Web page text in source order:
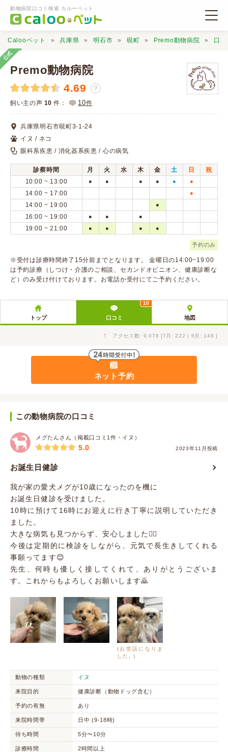
動物病院口コミ検索 カルーペット
動物病院検索
口コミ検索
Calooペットとは？
口コミ投稿
Calooペット 兵庫県 明石市 硯町 Premo動物病院 口コ
公式
Premo動物病院
4.69 ？
飼い主の声 10 件： 10件
兵庫県明石市硯町3-1-24
イヌ / ネコ
眼科系疾患 / 消化器系疾患 / 心の病気
診察時間 月 火 水 木 金 土 日
祝
10:00 ~ 13:00
● ● ● ● ● ●
14:00 ~ 17:00 ●
14:00 ~ 19:00 ●
16:00 ~ 19:00 ● ● ●
19:00 ~ 21:00 ● ● ● ●
予約のみ
※受付は診療時間終了15分前までとなります。 金曜日の14:00~19:00
は予約診療（しつけ・介護のご相談、セカンドオピニオン、健康診断な
ど）のみ受け付けております。お電話か受付にてご予約ください。
トップ 口コミ
10
地図
↑ アクセス数: 9,078 [7月: 222 | 6月: 148 ]
ネット予約
この動物病院の口コミ
メグたんさん（掲載口コミ1件・イヌ）
2023年11月投稿
5.0
お誕生日健診
我が家の愛犬メグが10歳になったのを機に
お誕生日健診を受けました。
10時に預けて16時にお迎えに行き丁寧に説明していただき
ました。
大きな病気も見つからず、安心しました😮‍💨
今後は定期的に検診をしながら、元気で長生きしてくれる
事願ってます😊
先生、何時も優しく接してくれて、ありがとうございま
す。これからもよろしくお願いします🙇
(お世話になりま
した。)
動物の種類 イヌ
来院目的 健康診断（動物ドッグ含む）
予約の有無 あり
来院時間帯 日中 (9-18時)
待ち時間 5分〜10分
診療時間 2時間以上